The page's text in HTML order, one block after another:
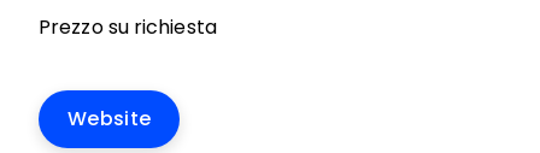
Prezzo su richiesta
Website